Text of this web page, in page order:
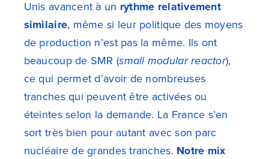
Unis avancent à un rythme relativement
similaire, même si leur politique des moyens
de production n’est pas la même. Ils ont
beaucoup de SMR (small modular reactor),
ce qui permet d’avoir de nombreuses
tranches qui peuvent être activées ou
éteintes selon la demande. La France s’en
sort très bien pour autant avec son parc
nucléaire de grandes tranches. Notre mix